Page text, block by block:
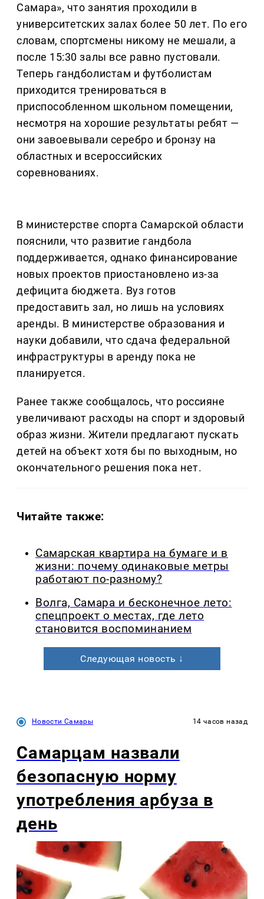
Самара», что занятия проходили в
университетских залах более 50 лет. По его
словам, спортсмены никому не мешали, а
после 15:30 залы все равно пустовали.
Теперь гандболистам и футболистам
приходится тренироваться в
приспособленном школьном помещении,
несмотря на хорошие результаты ребят —
они завоевывали серебро и бронзу на
областных и всероссийских
соревнованиях.
В министерстве спорта Самарской области
пояснили, что развитие гандбола
поддерживается, однако финансирование
новых проектов приостановлено из-за
дефицита бюджета. Вуз готов
предоставить зал, но лишь на условиях
аренды. В министерстве образования и
науки добавили, что сдача федеральной
инфраструктуры в аренду пока не
планируется.
Ранее также сообщалось, что россияне
увеличивают расходы на спорт и здоровый
образ жизни. Жители предлагают пускать
детей на объект хотя бы по выходным, но
окончательного решения пока нет.
Читайте также:
Самарская квартира на бумаге и в
жизни: почему одинаковые метры
работают по-разному?
Волга, Самара и бесконечное лето:
спецпроект о местах, где лето
становится воспоминанием
Следующая новость ↓
Новости Самары 14 часов назад
Самарцам назвали
безопасную норму
употребления арбуза в
день